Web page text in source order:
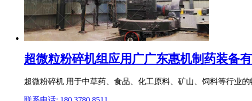
超微粒粉碎机组应用广广东惠机制药装备
超微粉碎机 用于中草药、食品、化工原料、矿山、饲料等行业